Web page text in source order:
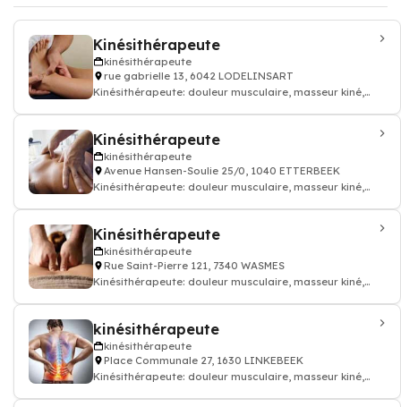
Kinésithérapeute
kinésithérapeute
rue gabrielle 13, 6042 LODELINSART
Kinésithérapeute: douleur musculaire, masseur kiné,
Kinésithérapeute
kinésithérapeute
Avenue Hansen-Soulie 25/0, 1040 ETTERBEEK
Kinésithérapeute: douleur musculaire, masseur kiné,
Kinésithérapeute
kinésithérapeute
Rue Saint-Pierre 121, 7340 WASMES
Kinésithérapeute: douleur musculaire, masseur kiné,
kinésithérapeute
kinésithérapeute
Place Communale 27, 1630 LINKEBEEK
Kinésithérapeute: douleur musculaire, masseur kiné,